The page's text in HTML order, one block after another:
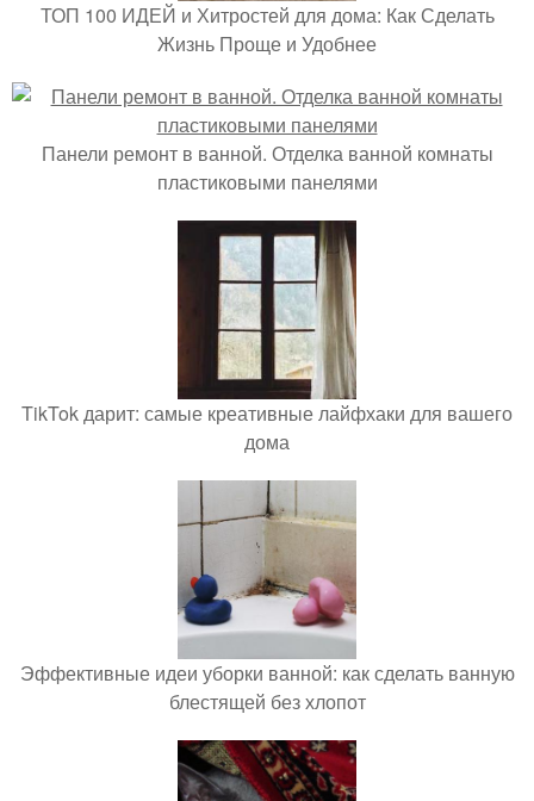
ТОП 100 ИДЕЙ и Хитростей для дома: Как Сделать
Жизнь Проще и Удобнее
Панели ремонт в ванной. Отделка ванной комнаты
пластиковыми панелями
TikTok дарит: самые креативные лайфхаки для вашего
дома
Эффективные идеи уборки ванной: как сделать ванную
блестящей без хлопот